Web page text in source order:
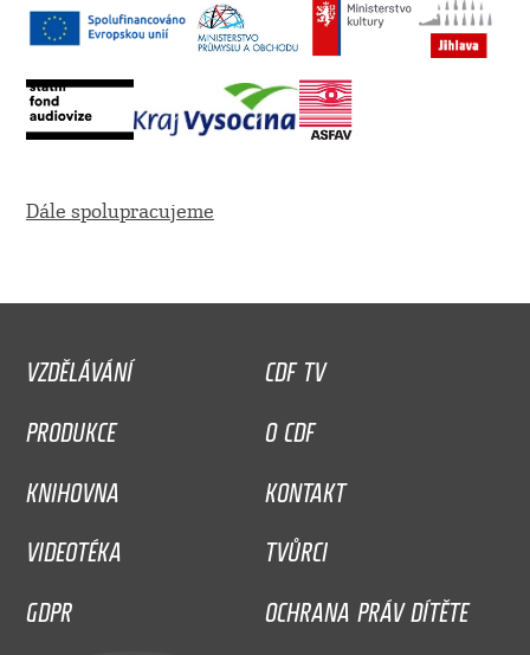
Dále spolupracujeme
VZDĚLÁVÁNÍ
CDF TV
PRODUKCE
O CDF
KNIHOVNA
KONTAKT
VIDEOTÉKA
TVŮRCI
GDPR
OCHRANA PRÁV DÍTĚTE